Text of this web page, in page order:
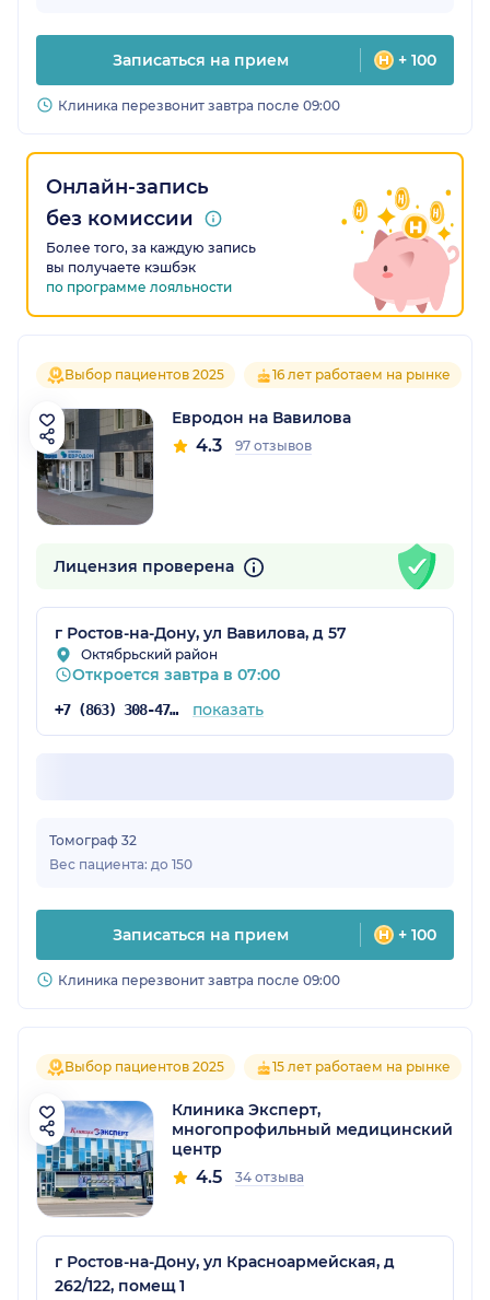
Записаться на прием + 100
Клиника перезвонит завтра после 09:00
Онлайн-запись
без комиссии
Более того, за каждую запись
вы получаете кэшбэк
по программе лояльности
Выбор пациентов 2025 16 лет работаем на рынке
Евродон на Вавилова
4.3 97 отзывов
Лицензия проверена
г Ростов-на-Дону, ул Вавилова, д 57
Октябрьский район
Откроется завтра в 07:00
+7 (863) 308-47-91 показать
Томограф 32
Вес пациента: до 150
Записаться на прием + 100
Клиника перезвонит завтра после 09:00
Выбор пациентов 2025 15 лет работаем на рынке
Клиника Эксперт,
многопрофильный медицинский
центр
4.5 34 отзыва
г Ростов-на-Дону, ул Красноармейская, д
262/122, помещ 1